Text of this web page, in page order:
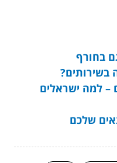
בחורף
בשירותים?
– למה ישראלים
שלכם